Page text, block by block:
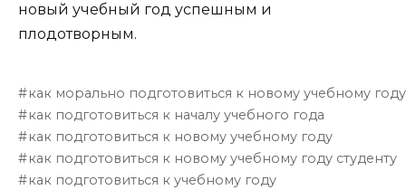
новый учебный год успешным и
плодотворным.
как морально подготовиться к новому учебному году
как подготовиться к началу учебного года
как подготовиться к новому учебному году
как подготовиться к новому учебному году студенту
как подготовиться к учебному году